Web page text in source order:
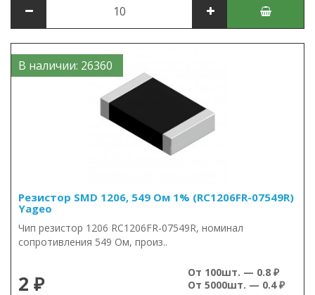
В наличии: 26360
Резистор SMD 1206, 549 Ом 1% (RC1206FR-07549R)
Yageo
Чип резистор 1206 RC1206FR-07549R, номинал
сопротивления 549 Ом, произ..
2 ₽
От 100шт. — 0.8 ₽
От 5000шт. — 0.4 ₽